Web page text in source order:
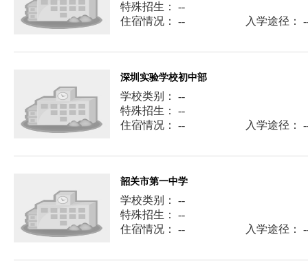
特殊招生： --
住宿情况： --
入学途径：
深圳实验学校初中部
学校类别： --
特殊招生： --
住宿情况： --
入学途径：
韶关市第一中学
学校类别： --
特殊招生： --
住宿情况： --
入学途径：